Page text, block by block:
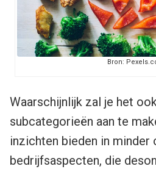
Bron:
Waarschijnlijk zal je het
subcategorieën aan te
inzichten bieden in minder
bedrijfsaspecten, die